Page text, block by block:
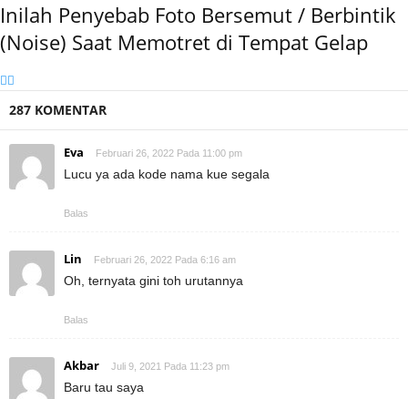
Inilah Penyebab Foto Bersemut / Berbintik
(Noise) Saat Memotret di Tempat Gelap
287 KOMENTAR
Eva Februari 26, 2022 Pada 11:00 pm
Lucu ya ada kode nama kue segala
Balas
Lin Februari 26, 2022 Pada 6:16 am
Oh, ternyata gini toh urutannya
Balas
Akbar Juli 9, 2021 Pada 11:23 pm
Baru tau saya